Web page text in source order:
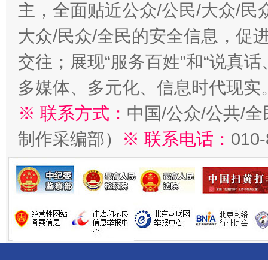
主，全面贴近公众/公民/大众/民
大众/民众/全民的安全信息，促
交往；展现“服务百姓”和“说真
多媒体、多元化、信息时代现实
※ 联系方式： 中国/公众/公共/
制作采编部）
※ 联系电话：